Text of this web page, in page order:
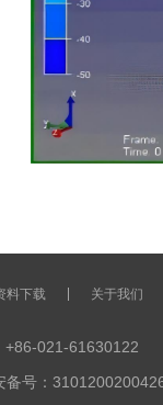
料下载 关于我们
021-61630122
备号：